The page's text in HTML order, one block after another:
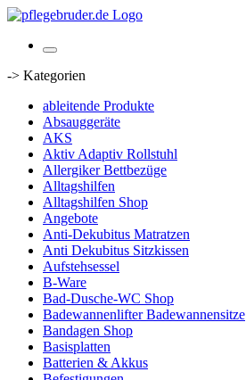
-> Kategorien
ableitende Produkte
Absauggeräte
AKS
Aktiv Adaptiv Rollstuhl
Allergiker Bettbezüge
Alltagshilfen
Alltagshilfen Shop
Angebote
Anti-Dekubitus Matratzen
Anti Dekubitus Sitzkissen
Aufstehsessel
B-Ware
Bad-Dusche-WC Shop
Badewannenlifter Badewannensitze
Bandagen Shop
Basisplatten
Batterien & Akkus